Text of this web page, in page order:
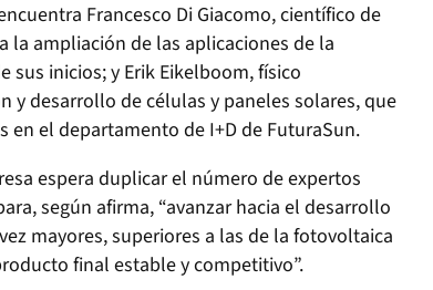
Francesco Di Giacomo, científico de
la ampliación de las aplicaciones de la
inicios; y Erik Eikelboom, físico
y desarrollo de células y paneles solares, que
en el departamento de I+D de FuturaSun.
espera duplicar el número de expertos
según afirma, “avanzar hacia el desarrollo
mayores, superiores a las de la fotovoltaica
final estable y competitivo”.